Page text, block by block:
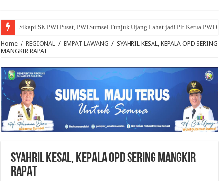
Sikapi SK PWI Pusat, PWI Sumsel Tunjuk Ujang Lahat jadi Plt Ketua PWI
Home / REGIONAL / EMPAT LAWANG / SYAHRIL KESAL, KEPALA OPD SERING
MANGKIR RAPAT
SYAHRIL KESAL, KEPALA OPD SERING MANGKIR
RAPAT